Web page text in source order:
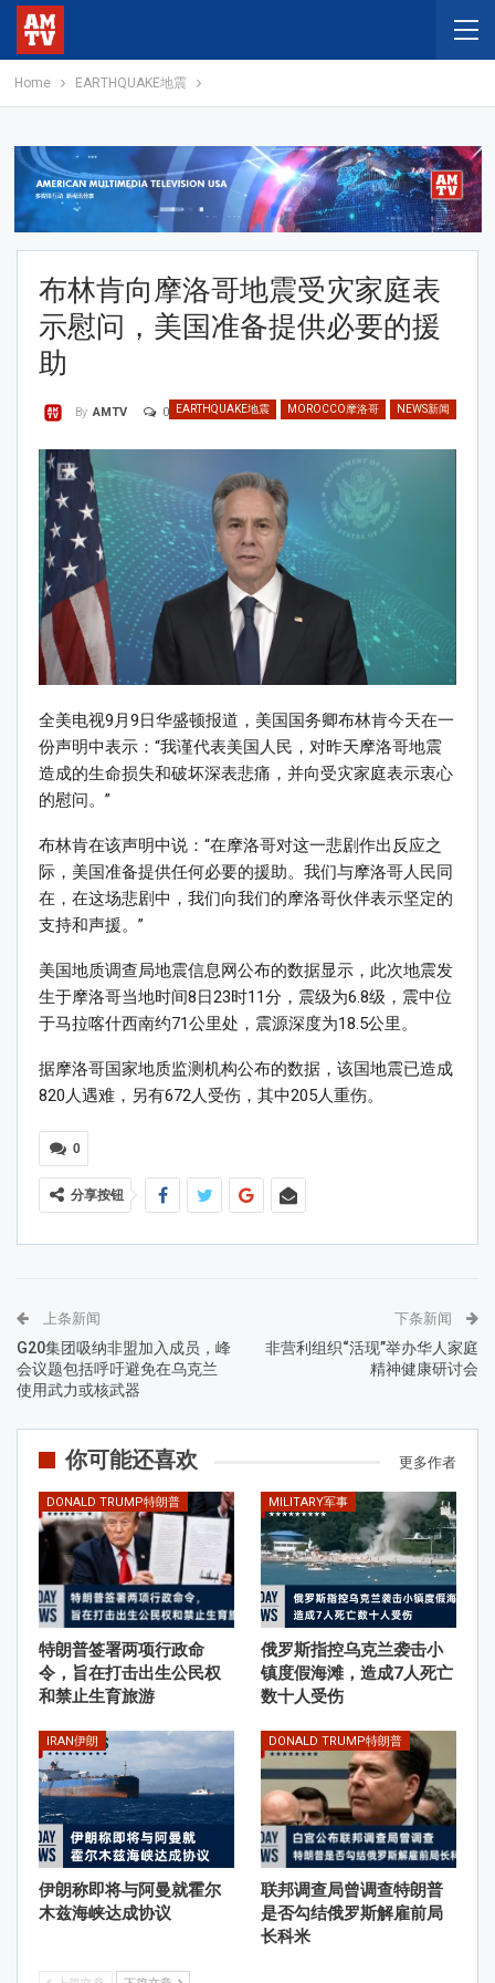
Home EARTHQUAKE地震
布林肯向摩洛哥地震受灾家庭表
示慰问，美国准备提供必要的援
助
EARTHQUAKE地震 MOROCCO摩洛哥 NEWS新闻
By AMTV 0
全美电视9月9日华盛顿报道，美国国务卿布林肯今天在一
份声明中表示：“我谨代表美国人民，对昨天摩洛哥地震
造成的生命损失和破坏深表悲痛，并向受灾家庭表示衷心
的慰问。”
布林肯在该声明中说：“在摩洛哥对这一悲剧作出反应之
际，美国准备提供任何必要的援助。我们与摩洛哥人民同
在，在这场悲剧中，我们向我们的摩洛哥伙伴表示坚定的
支持和声援。”
美国地质调查局地震信息网公布的数据显示，此次地震发
生于摩洛哥当地时间8日23时11分，震级为6.8级，震中位
于马拉喀什西南约71公里处，震源深度为18.5公里。
据摩洛哥国家地质监测机构公布的数据，该国地震已造成
820人遇难，另有672人受伤，其中205人重伤。
0
分享按钮
上条新闻
G20集团吸纳非盟加入成员，峰
会议题包括呼吁避免在乌克兰
使用武力或核武器
下条新闻
非营利组织“活现”举办华人家庭
精神健康研讨会
你可能还喜欢 更多作者
DONALD TRUMP特朗普
特朗普签署两项行政命
令，旨在打击出生公民权
和禁止生育旅游
MILITARY军事
俄罗斯指控乌克兰袭击小
镇度假海滩，造成7人死亡
数十人受伤
IRAN伊朗
伊朗称即将与阿曼就霍尔
木兹海峡达成协议
DONALD TRUMP特朗普
联邦调查局曾调查特朗普
是否勾结俄罗斯解雇前局
长科米